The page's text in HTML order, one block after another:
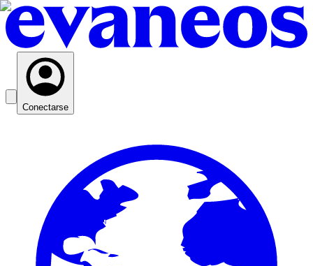
Conectarse